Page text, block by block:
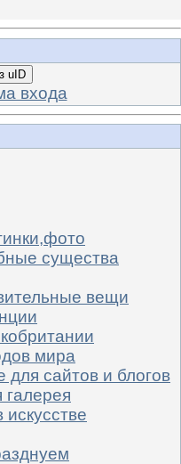
uID
входа
существа
вещи
мира
сайтов и блогов